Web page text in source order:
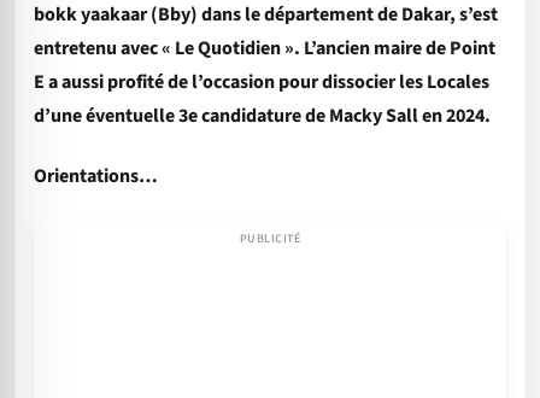
bokk yaakaar (Bby) dans le département de Dakar, s’est
entretenu avec « Le Quotidien ». L’ancien maire de Point
E a aussi profité de l’occasion pour dissocier les Locales
d’une éventuelle 3e candidature de Macky Sall en 2024.
Orientations…